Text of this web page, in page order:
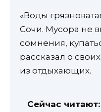
«Воды
Сочи. Мусора не
сомнения,
рассказал о
из отдыхающих.
Сейчас читают: